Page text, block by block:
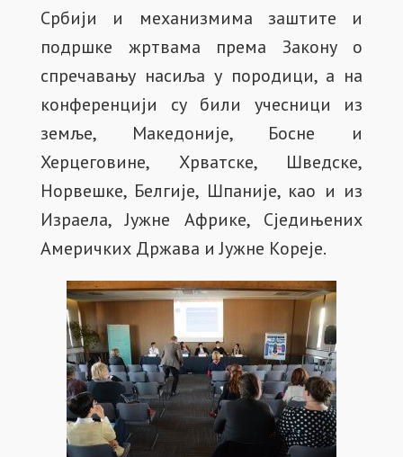
Србији и механизмима заштите и
подршке жртвама према Закону о
спречавању насиља у породици, а на
конференцији су били учесници из
земље, Македоније, Босне и
Херцеговине, Хрватске, Шведске,
Норвешке, Белгије, Шпаније, као и из
Израела, Јужне Африке, Сједињених
Америчких Држава и Јужне Кореје.